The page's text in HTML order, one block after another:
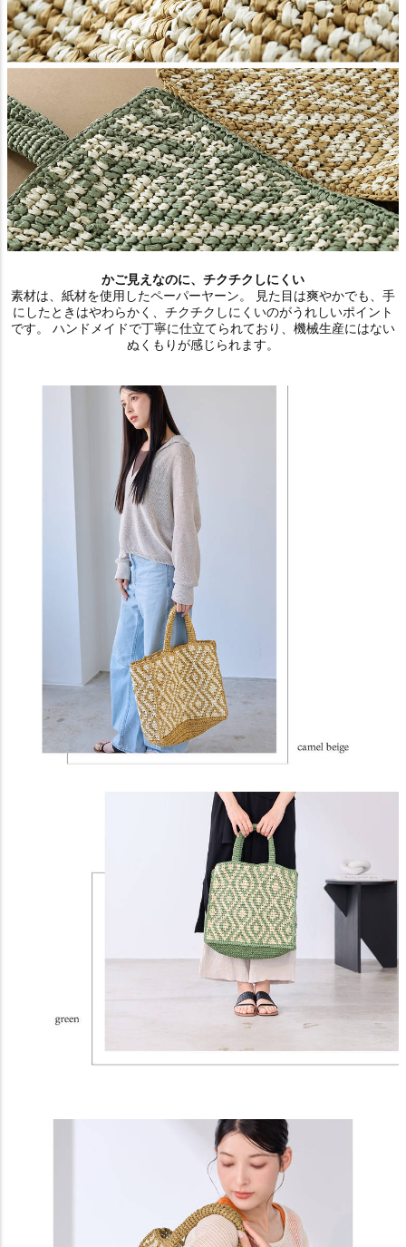
かご見えなのに、チクチクしにくい
素材は、紙材を使用したペーパーヤーン。 見た目は爽やかでも、手
にしたときはやわらかく、チクチクしにくいのがうれしいポイント
です。 ハンドメイドで丁寧に仕立てられており、機械生産にはない
ぬくもりが感じられます。